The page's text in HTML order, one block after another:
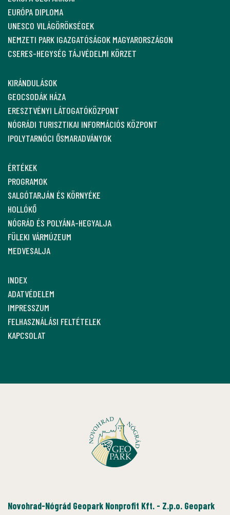
EURÓPA DIPLOMA
UNESCO VILÁGÖRÖKSÉGEK
NEMZETI PARK IGAZGATÓSÁGOK MAGYARORSZÁGON
CSERES-HEGYSÉG TÁJVÉDELMI KÖRZET
KIRÁNDULÁSOK
GEOCSODÁK HÁZA
ERESZTVÉNYI LÁTOGATÓKÖZPONT
NÓGRÁDI TURISZTIKAI INFORMÁCIÓS KÖZPONT
IPOLYTARNÓCI ŐSMARADVÁNYOK
ÉRTÉKEK
PROGRAMOK
SALGÓTARJÁN ÉS KÖRNYÉKE
HOLLÓKŐ
NÓGRÁD ÉS POLYÁNA-HEGYALJA
FÜLEKI VÁRMÚZEUM
MEDVESALJA
INDEX
ADATVÉDELEM
IMPRESSZUM
FELHASZNÁLÁSI FELTÉTELEK
KAPCSOLAT
Novohrad-Nógrád Geopark Nonprofit Kft. - Z.p.o. Geopark